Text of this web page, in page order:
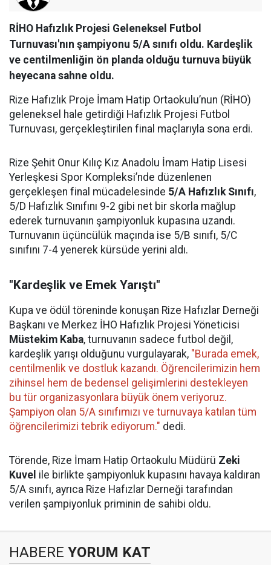
RİHO Hafızlık Projesi Geleneksel Futbol
Turnuvası'nın şampiyonu 5/A sınıfı oldu. Kardeşlik
ve centilmenliğin ön planda olduğu turnuva büyük
heyecana sahne oldu.
Rize Hafızlık Proje İmam Hatip Ortaokulu’nun (RİHO)
geleneksel hale getirdiği Hafızlık Projesi Futbol
Turnuvası, gerçekleştirilen final maçlarıyla sona erdi.
Rize Şehit Onur Kılıç Kız Anadolu İmam Hatip Lisesi
Yerleşkesi Spor Kompleksi’nde düzenlenen
gerçekleşen final mücadelesinde 5/A Hafızlık Sınıfı,
5/D Hafızlık Sınıfını 9-2 gibi net bir skorla mağlup
ederek turnuvanın şampiyonluk kupasına uzandı.
Turnuvanın üçüncülük maçında ise 5/B sınıfı, 5/C
sınıfını 7-4 yenerek kürsüde yerini aldı.
"Kardeşlik ve Emek Yarıştı"
Kupa ve ödül töreninde konuşan Rize Hafızlar Derneği
Başkanı ve Merkez İHO Hafızlık Projesi Yöneticisi
Müstekim Kaba, turnuvanın sadece futbol değil,
kardeşlik yarışı olduğunu vurgulayarak, "Burada emek,
centilmenlik ve dostluk kazandı. Öğrencilerimizin hem
zihinsel hem de bedensel gelişimlerini destekleyen
bu tür organizasyonlara büyük önem veriyoruz.
Şampiyon olan 5/A sınıfımızı ve turnuvaya katılan tüm
öğrencilerimizi tebrik ediyorum." dedi.
Törende, Rize İmam Hatip Ortaokulu Müdürü Zeki
Kuvel ile birlikte şampiyonluk kupasını havaya kaldıran
5/A sınıfı, ayrıca Rize Hafızlar Derneği tarafından
verilen şampiyonluk priminin de sahibi oldu.
HABERE YORUM KAT